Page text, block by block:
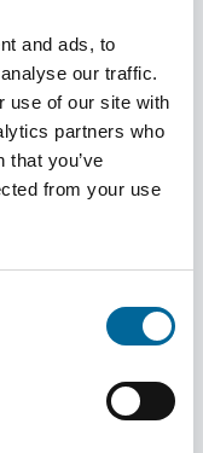
and ads, to
our traffic.
use of our site with
partners who
that you’ve
from your use
&
– sie ist ein
Handelns.